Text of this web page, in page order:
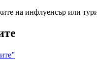
на инфлуенсър или